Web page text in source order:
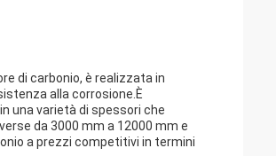
di carbonio, è realizzata in
alla corrosione.È
una varietà di spessori che
da 3000 mm a 12000 mm e
a prezzi competitivi in termini